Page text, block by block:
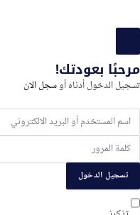
تسجيل
الدخول
أو
التسجيل
مرحبًا بعودتك!
تسجيل الدخول أدناه أوسجل الان
تسجيل الدخول